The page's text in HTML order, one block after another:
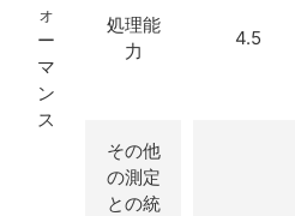
ォ
ー
マ
ン
ス
処理能
力
4.5
その他
の測定
との統